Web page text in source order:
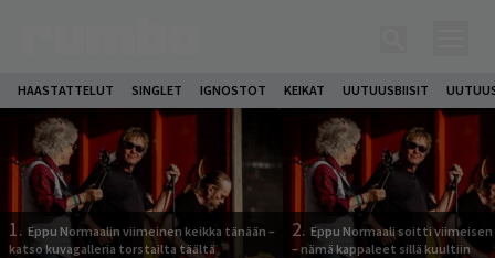
HAASTATTELUT SINGLET IGNOSTOT KEIKAT UUTUUSBIISIT
1. Eppu Normaalin viimeinen keikka tänään –
katso kuvagalleria torstailta täältä
2. Eppu Normaali soitti viimeisen
– nämä kappaleet sillä kuultiin